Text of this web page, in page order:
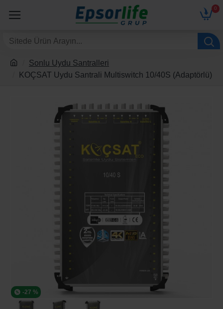
0
Sonlu Uydu Santralleri
KOÇSAT Uydu Santrali Multiswitch 10/40S (Adaptörlü)
-27 %